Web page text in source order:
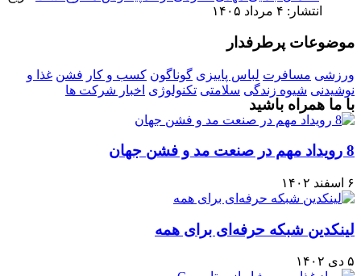
انتشار: ۴ مرداد ۱۴۰۵
موضوعات پرطرفدار
ورزشی مسافرت لباس پاییزی گوناگون کسب و کار فشن غذا و
نوشیدنی شیوه زندگی سلامتی تکنولوژی اخبار شرکت ها
با ما همراه باشید
8 رویداد مهم در صنعت مد و فشن جهان
۶ اسفند ۱۴۰۲
لینکدین شبکه حرفه‌ای برای همه
۵ دی ۱۴۰۲